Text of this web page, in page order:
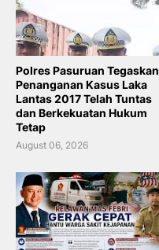
Polres Pasuruan Tegaskan
Penanganan Kasus Laka
Lantas 2017 Telah Tuntas
dan Berkekuatan Hukum
Tetap
August 06, 2026